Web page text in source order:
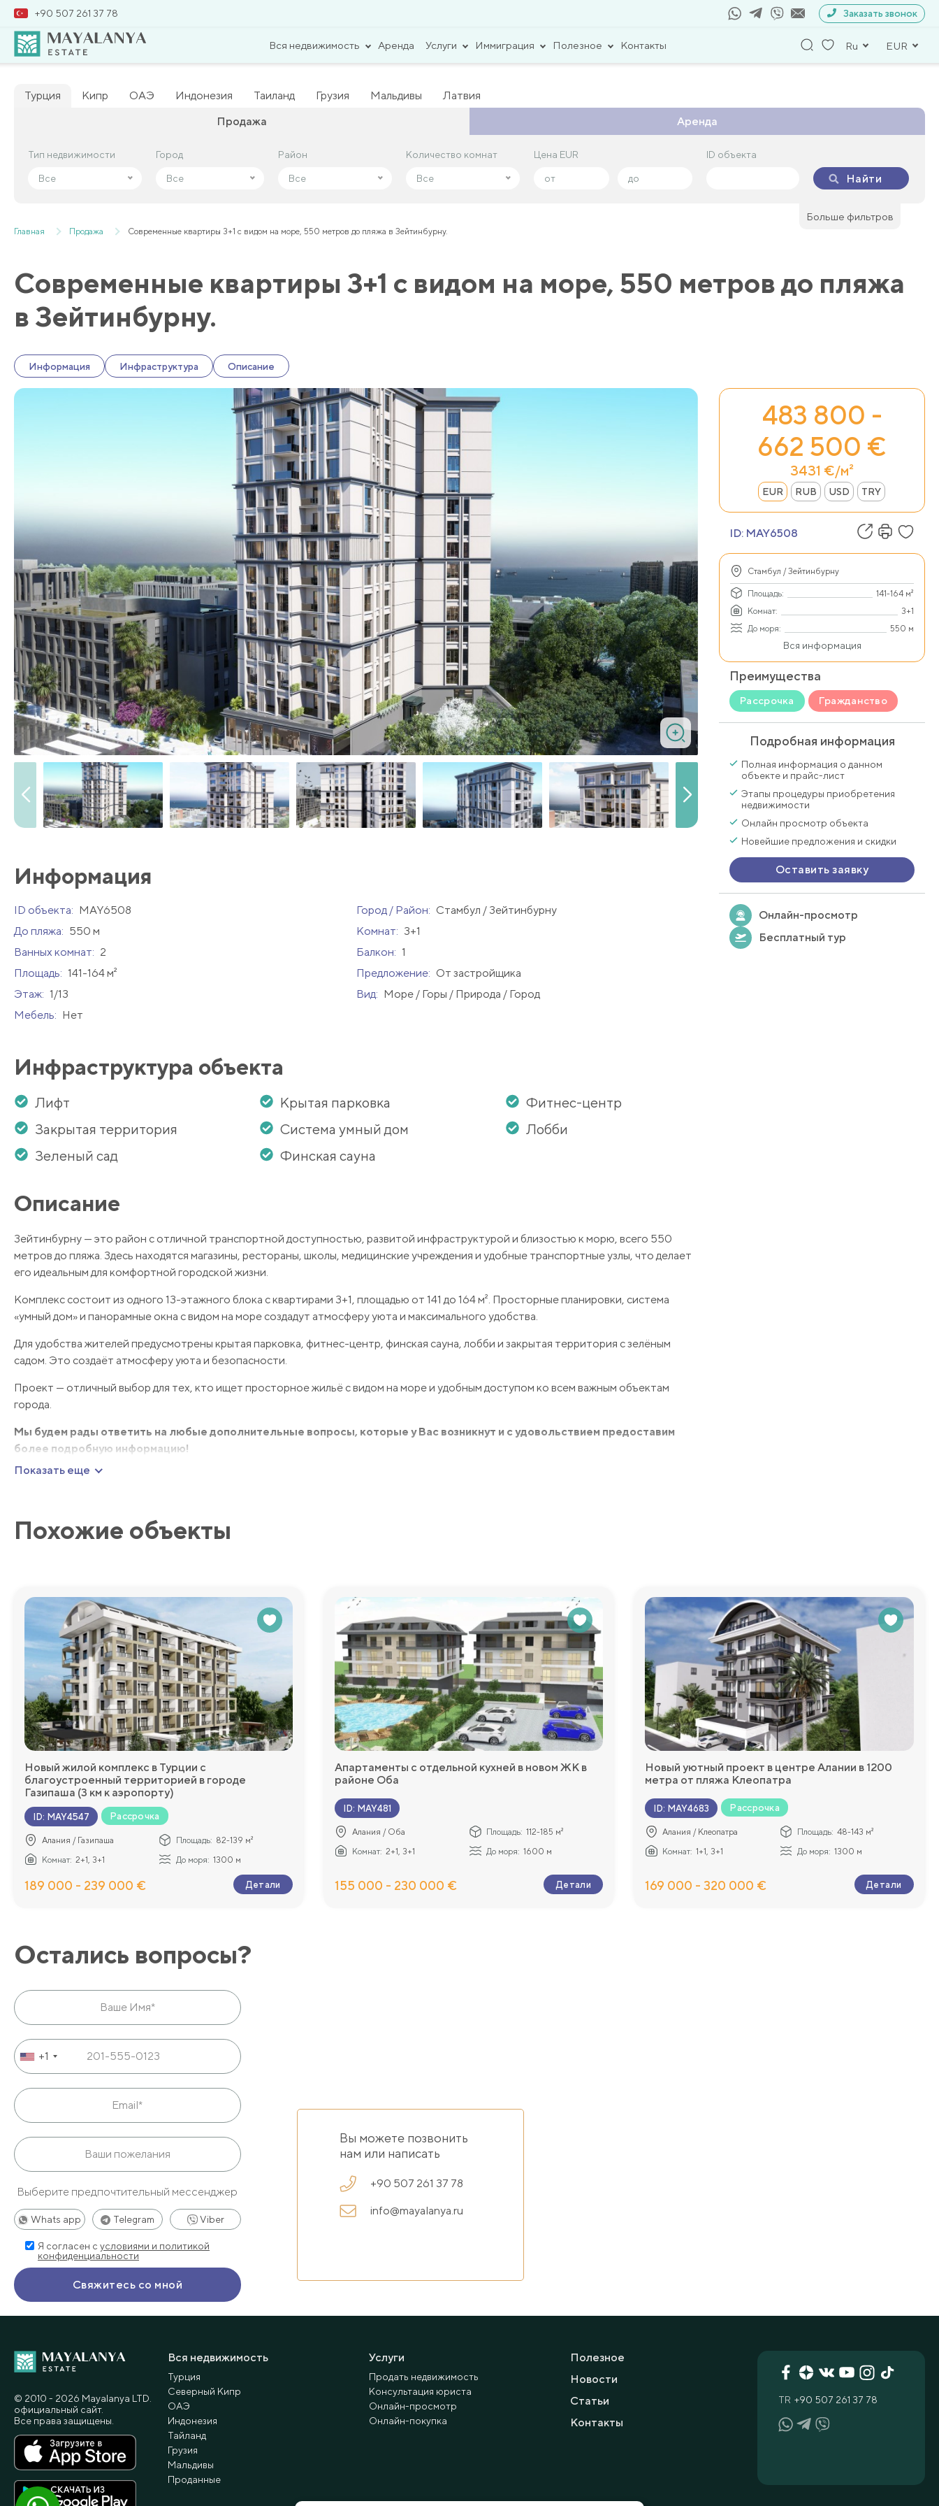
+90 507 261 37 78 Заказать звонок
Вся недвижимость Аренда Услуги Иммиграция Полезное Контакты Ru EUR
Турция Кипр ОАЭ Индонезия Таиланд Грузия Мальдивы
Латвия
Продажа
Аренда
Тип недвижимости
Все
Город
Все
Район
Все
Количество комнат
Все
Цена EUR ID объекта
Найти
Больше фильтров
Тип недвижимости
Все
Город
Все
Район
Все
Количество комнат
Все
Цена EUR ID объекта
Найти
Главная Продажа Современные квартиры 3+1 с видом на море, 550 метров до пляжа в Зейтинбурну.
Современные квартиры 3+1 с видом на море, 550 метров до пляжа
в Зейтинбурну.
Информация Инфраструктура Описание
Информация
ID объекта: MAY6508 Город / Район: Стамбул / Зейтинбурну
До пляжа: 550 м Комнат: 3+1
Ванных комнат: 2 Балкон: 1
Площадь: 141-164 м² Предложение: От застройщика
Этаж: 1/13 Вид: Море / Горы / Природа / Город
Мебель: Нет
Инфраструктура объекта
Лифт
Закрытая территория
Зеленый сад
Крытая парковка
Система умный дом
Финская сауна
Фитнес-центр
Лобби
Описание
Зейтинбурну — это район с отличной транспортной доступностью, развитой инфраструктурой и близостью к морю, всего 550
метров до пляжа. Здесь находятся магазины, рестораны, школы, медицинские учреждения и удобные транспортные узлы, что делает
его идеальным для комфортной городской жизни.
Комплекс состоит из одного 13-этажного блока с квартирами 3+1, площадью от 141 до 164 м². Просторные планировки, система
«умный дом» и панорамные окна с видом на море создадут атмосферу уюта и максимального удобства.
Для удобства жителей предусмотрены крытая парковка, фитнес-центр, финская сауна, лобби и закрытая территория с зелёным
садом. Это создаёт атмосферу уюта и безопасности.
Проект — отличный выбор для тех, кто ищет просторное жильё с видом на море и удобным доступом ко всем важным объектам
города.
Мы будем рады ответить на любые дополнительные вопросы, которые у Вас возникнут и с удовольствием предоставим
более подробную информацию!
Показать еще
483 800 -
662 500 €
3431 €/м²
EUR RUB USD TRY
ID: MAY6508
Стамбул / Зейтинбурну
Площадь:
141-164 м²
Комнат:
3+1
До моря:
550 м
Вся информация
Преимущества
Рассрочка Гражданство
Подробная информация
Полная информация о данном
объекте и прайс-лист
Этапы процедуры приобретения
недвижимости
Онлайн просмотр объекта
Новейшие предложения и скидки
Оставить заявку
Онлайн-просмотр
Бесплатный тур
Похожие объекты
Новый жилой комплекс в Турции с
благоустроенный территорией в городе
Газипаша (3 км к аэропорту)
ID: MAY4547 Рассрочка
Алания / Газипаша Площадь: 82-139 м²
Комнат: 2+1, 3+1 До моря: 1300 м
189 000 - 239 000 € Детали
Апартаменты с отдельной кухней в новом ЖК в
районе Оба
ID: MAY481
Алания / Оба Площадь: 112-185 м²
Комнат: 2+1, 3+1 До моря: 1600 м
155 000 - 230 000 € Детали
Новый уютный проект в центре Алании в 1200
метра от пляжа Клеопатра
ID: MAY4683 Рассрочка
Алания / Клеопатра Площадь: 48-143 м²
Комнат: 1+1, 3+1 До моря: 1300 м
169 000 - 320 000 € Детали
Остались вопросы?
+1
Выберите предпочтительный мессенджер
Whats app Telegram Viber
Я согласен с условиями и политикой
конфиденциальности
Вы можете позвонить
нам или написать
+90 507 261 37 78
info@mayalanya.ru
Вся недвижимость
Турция
Северный Кипр
ОАЭ
Индонезия
Тайланд
Грузия
Мальдивы
Проданные
Услуги
Продать недвижимость
Консультация юриста
Онлайн-просмотр
Онлайн-покупка
Полезное
Новости
Статьи
Контакты
TR +90 507 261 37 78
© 2010 - 2026 Мayalanya LTD.
официальный сайт.
Все права защищены.